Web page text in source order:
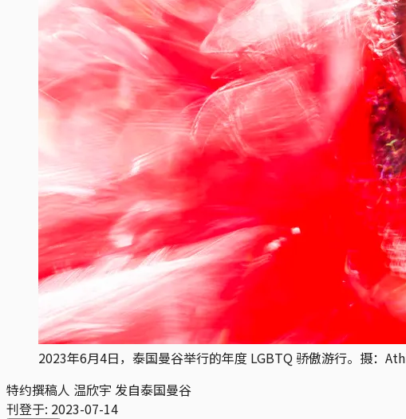
2023年6月4日，泰国曼谷举行的年度 LGBTQ 骄傲游行。摄：
特约撰稿人 温欣宇 发自泰国曼谷
刊登于: 2023-07-14